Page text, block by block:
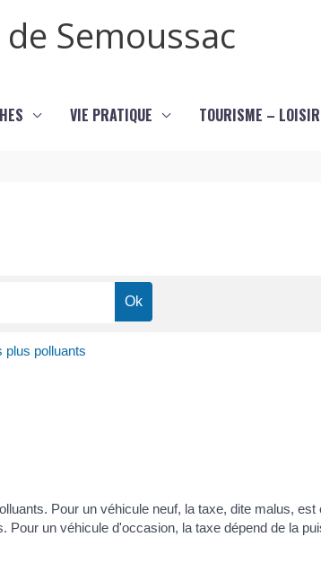
Semoussac
VIE PRATIQUE TOURISME –
plus polluants
Pour un véhicule neuf, la taxe, dite malus,
Pour un véhicule d'occasion, la taxe dépend de la